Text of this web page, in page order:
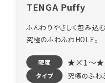
TENGA Puffy
ふんわりやさしく包み込
究極のふわふわHOLE。
硬度 ★×1～
タイプ 究極のふわ